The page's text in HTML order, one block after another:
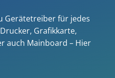
Gerätetreiber für jedes
Grafikkarte,
auch Mainboard – Hier